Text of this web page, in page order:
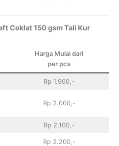
Coklat 150 gsm Tali Kur
Harga Mulai dari
per pcs
Rp 1.900,-
Rp 2.000,-
Rp 2.100,-
Rp 2.200,-